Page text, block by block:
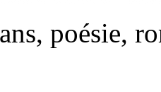
poésie,